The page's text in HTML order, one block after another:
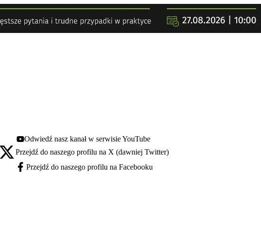
Youtube - otwiera się w nowej karcie
Odwiedź nasz kanał w serwisie YouTube
X - otwiera się w nowej karcie
Przejdź do naszego profilu na X (dawniej Twitter)
Facebook - otwiera się w nowej karcie
Przejdź do naszego profilu na Facebooku